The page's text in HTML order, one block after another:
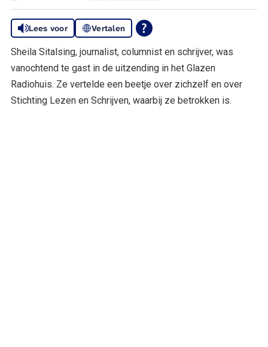
Lees voor Vertalen
Sheila Sitalsing, journalist, columnist en schrijver, was
vanochtend te gast in de uitzending in het Glazen
Radiohuis. Ze vertelde een beetje over zichzelf en over
Stichting Lezen en Schrijven, waarbij ze betrokken is.